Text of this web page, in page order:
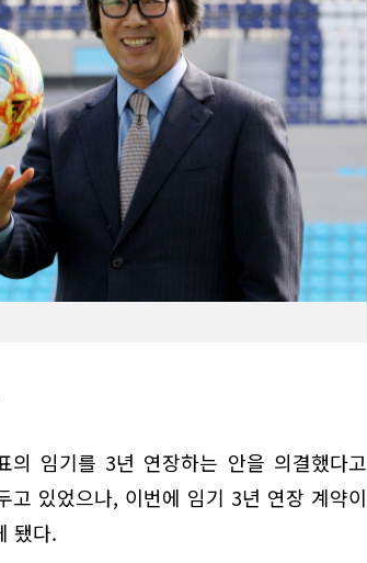
임기를 3년 연장하는 안을 의결했다고
있었으나, 이번에 임기 3년 연장 계약이
됐다.